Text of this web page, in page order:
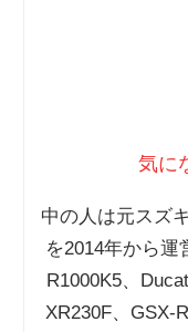
気に
中の人は元スズ
を2014年から運
R1000K5、
XR230F、GSX-